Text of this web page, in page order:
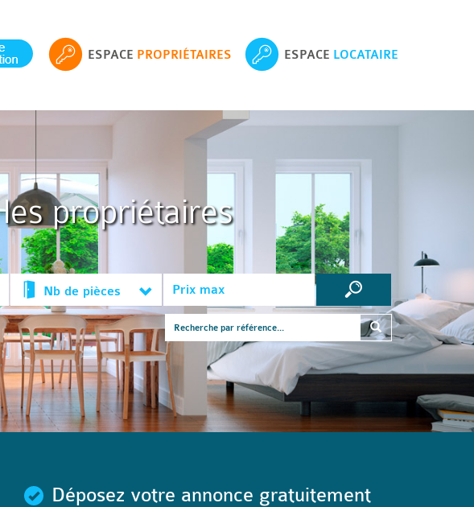
ESPACE PROPRIÉTAIRES ESPACE LOCATAIRE
propriétaires
Nb de pièces
Déposez votre annonce gratuitement